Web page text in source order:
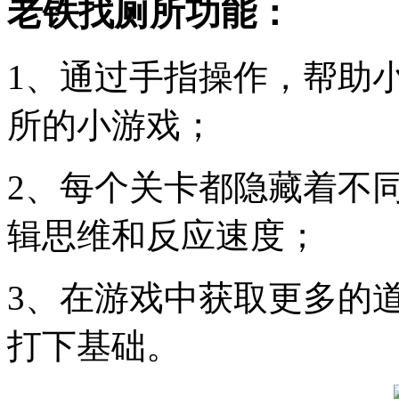
老铁找厕所功能：
1、通过手指操作，帮助
所的小游戏；
2、每个关卡都隐藏着不
辑思维和反应速度；
3、在游戏中获取更多的
打下基础。